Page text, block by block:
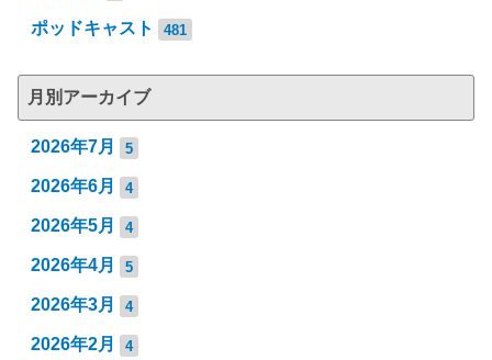
ポッドキャスト 481
月別アーカイブ
2026年7月 5
2026年6月 4
2026年5月 4
2026年4月 5
2026年3月 4
2026年2月 4